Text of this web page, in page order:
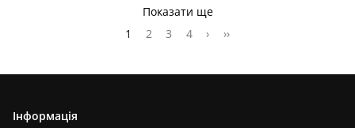
Показати ще
1
2 3 4 › ››
Інформація